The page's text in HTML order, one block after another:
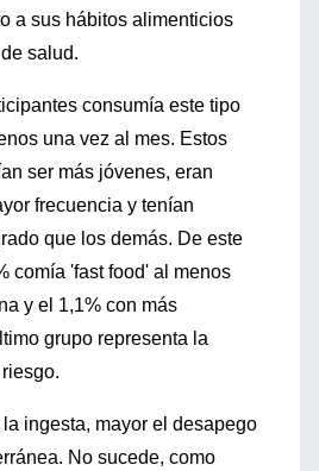
a sus hábitos alimenticios
salud.
consumía este tipo
una vez al mes. Estos
ser más jóvenes, eran
frecuencia y tenían
que los demás. De este
comía 'fast food' al menos
y el 1,1% con más
grupo representa la
ingesta, mayor el desapego
No sucede, como